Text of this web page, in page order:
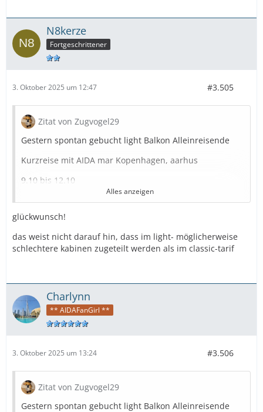
N8kerze
Fortgeschrittener
3. Oktober 2025 um 12:47 #3.505
Zitat von Zugvogel29
Gestern spontan gebucht light Balkon Alleinreisende
Kurzreise mit AIDA mar Kopenhagen, aarhus
9.10 bis 12.10
Ich tanze gerade durch die Wohnung
Eine Heckkabine Deck 6
Alles anzeigen
glückwunsch!
das weist nicht darauf hin, dass im light- möglicherweise
schlechtere kabinen zugeteilt werden als im classic-tarif
Charlynn
** AIDAFanGirl **
3. Oktober 2025 um 13:24 #3.506
Zitat von Zugvogel29
Gestern spontan gebucht light Balkon Alleinreisende